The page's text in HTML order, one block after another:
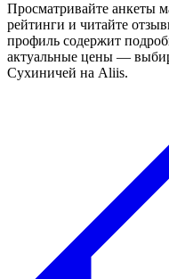
Просматривайте анкеты
рейтинги и читайте
профиль содержит
актуальные цены —
Сухиничей на Aliis.